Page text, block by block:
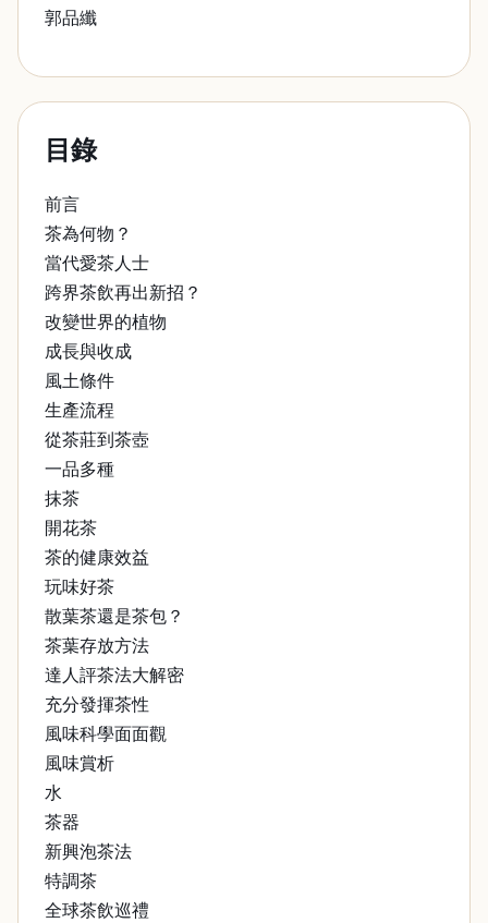
郭品纖
目錄
前言
茶為何物？
當代愛茶人士
跨界茶飲再出新招？
改變世界的植物
成長與收成
風土條件
生產流程
從茶莊到茶壺
一品多種
抹茶
開花茶
茶的健康效益
玩味好茶
散葉茶還是茶包？
茶葉存放方法
達人評茶法大解密
充分發揮茶性
風味科學面面觀
風味賞析
水
茶器
新興泡茶法
特調茶
全球茶飲巡禮